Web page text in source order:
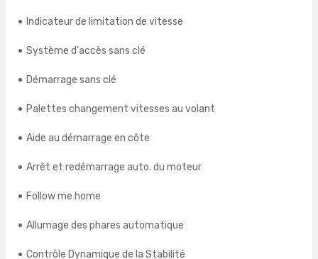
Indicateur de limitation de vitesse
Système d'accès sans clé
Démarrage sans clé
Palettes changement vitesses au volant
Aide au démarrage en côte
Arrêt et redémarrage auto. du moteur
Follow me home
Allumage des phares automatique
Contrôle Dynamique de la Stabilité